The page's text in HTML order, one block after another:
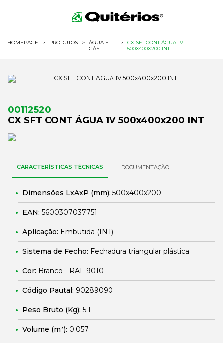
HOMEPAGE > PRODUTOS >
ÁGUA E
GÁS
>
CX SFT CONT ÁGUA 1V
500X400X200 INT
00112520
CX SFT CONT ÁGUA 1V 500x400x200 INT
CARACTERÍSTICAS TÉCNICAS DOCUMENTAÇÃO
Dimensões LxAxP (mm): 500x400x200
EAN: 5600307037751
Aplicação: Embutida (INT)
Sistema de Fecho: Fechadura triangular plástica
Cor: Branco - RAL 9010
Código Pautal: 90289090
Peso Bruto (Kg): 5.1
Volume (m³): 0.057